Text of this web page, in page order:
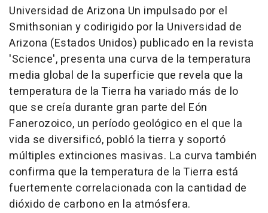
Universidad de Arizona Un impulsado por el
Smithsonian y codirigido por la Universidad de
Arizona (Estados Unidos) publicado en la revista
'Science', presenta una curva de la temperatura
media global de la superficie que revela que la
temperatura de la Tierra ha variado más de lo
que se creía durante gran parte del Eón
Fanerozoico, un período geológico en el que la
vida se diversificó, pobló la tierra y soportó
múltiples extinciones masivas. La curva también
confirma que la temperatura de la Tierra está
fuertemente correlacionada con la cantidad de
dióxido de carbono en la atmósfera.